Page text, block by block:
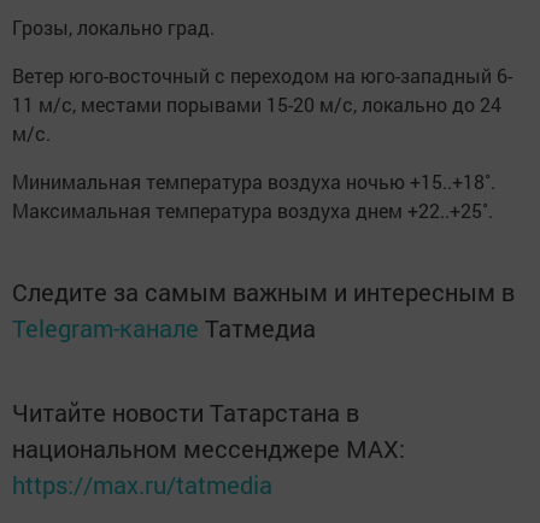
Грозы, локально град.
Ветер юго-восточный с переходом на юго-западный 6-
11 м/с, местами порывами 15-20 м/с, локально до 24
м/с.
Минимальная температура воздуха ночью +15..+18˚.
Максимальная температура воздуха днем +22..+25˚.
Следите за самым важным и интересным в
Telegram-канале Татмедиа
Читайте новости Татарстана в
национальном мессенджере MАХ:
https://max.ru/tatmedia